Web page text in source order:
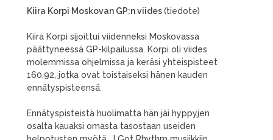
Kiira Korpi Moskovan GP:n viides(tiedote)
Kiira Korpi sijoittui viidenneksi Moskovassa
päättyneessä GP-kilpailussa. Korpi oli viides
molemmissa ohjelmissa ja keräsi yhteispisteet
160,92, jotka ovat toistaiseksi hänen kauden
ennätyspisteensä.
Ennätyspisteistä huolimatta hän jäi hyppyjen
osalta kauaksi omasta tasostaan useiden